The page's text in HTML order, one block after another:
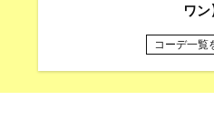
ワン
コーデ一覧